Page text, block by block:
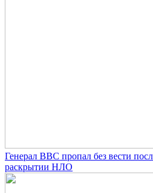
Генерал ВВС пропал без вести
раскрытии НЛО